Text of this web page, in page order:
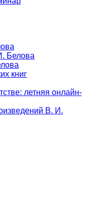
Белова
книг
летняя онлайн-
В. И.